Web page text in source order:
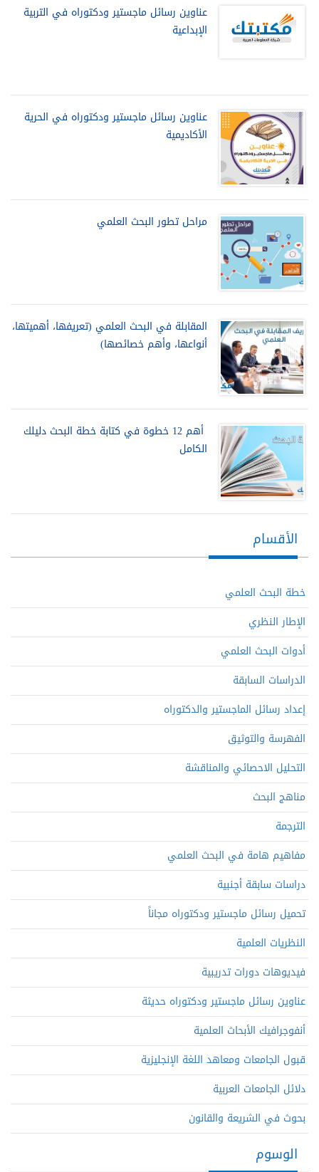
عناوين رسائل ماجستير ودكتوراه في التربية
الإبداعية
عناوين رسائل ماجستير ودكتوراه في الحرية
الأكاديمية
مراحل تطور البحث العلمي
المقابلة في البحث العلمي (تعريفها، أهميتها،
أنواعها، وأهم خصائصها)
أهم 12 خطوة في كتابة خطة البحث دليلك
الكامل
الأقسام
خطة البحث العلمي
الإطار النظري
أدوات البحث العلمي
الدراسات السابقة
إعداد رسائل الماجستير والدكتوراه
الفهرسة والتوثيق
التحليل الاحصائي والمناقشة
مناهج البحث
الترجمة
مفاهيم هامة في البحث العلمي
دراسات سابقة أجنبية
تحميل رسائل ماجستير ودكتوراه مجاناً
النظريات العلمية
فيديوهات دورات تدريبية
عناوين رسائل ماجستير ودكتوراه حديثة
أنفوجرافيك الأبحاث العلمية
قبول الجامعات ومعاهد اللغة الإنجليزية
دلائل الجامعات العربية
بحوث في الشريعة والقانون
الوسوم